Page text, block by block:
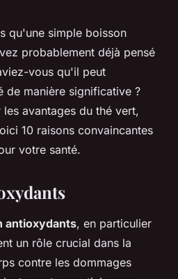
choisir le thé
santé
min de lecture
qu'une simple boisson
probablement déjà pensé
vous qu'il peut
de manière significative ?
avantages du thé vert,
10 raisons convaincantes
votre santé.
antioxydants, en particulier
un rôle crucial dans la
contre les dommages